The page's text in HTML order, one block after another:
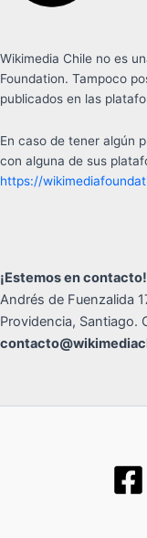
Wikimedia Chile no es
Foundation. Tampoco
publicados en las
En caso de tener algún
con alguna de sus
https://
¡Estemos en contacto!
Andrés de Fuenzalida
Providencia, Santiago.